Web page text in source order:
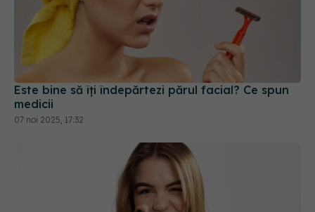
Este bine să îți îndepărtezi părul facial? Ce spun
medicii
07 noi 2025, 17:32